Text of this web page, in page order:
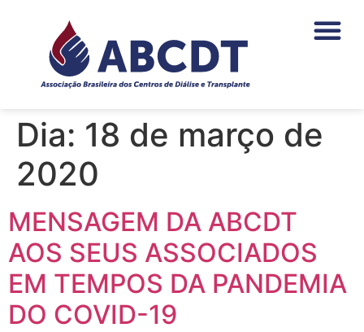
Dia: 18 de março de
2020
MENSAGEM DA ABCDT
AOS SEUS ASSOCIADOS
EM TEMPOS DA PANDEMIA
DO COVID-19